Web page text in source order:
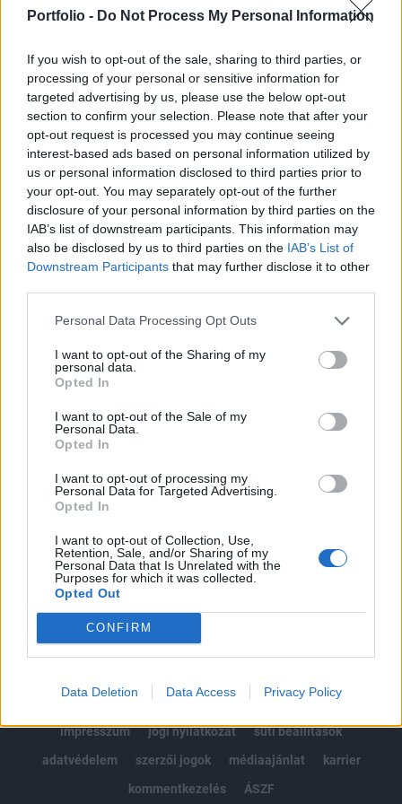
Portfolio - Do Not Process My Personal Information
If you wish to opt-out of the sale, sharing to third parties, or
processing of your personal or sensitive information for
targeted advertising by us, please use the below opt-out
section to confirm your selection. Please note that after your
opt-out request is processed you may continue seeing
interest-based ads based on personal information utilized by
us or personal information disclosed to third parties prior to
your opt-out. You may separately opt-out of the further
disclosure of your personal information by third parties on the
IAB’s list of downstream participants. This information may
also be disclosed by us to third parties on the IAB’s List of
Downstream Participants that may further disclose it to other
Personal Data Processing Opt Outs
I want to opt-out of the Sharing of my
personal data.
Opted In
I want to opt-out of the Sale of my
Personal Data.
Opted In
I want to opt-out of processing my
Personal Data for Targeted Advertising.
Opted In
I want to opt-out of Collection, Use,
Retention, Sale, and/or Sharing of my
Personal Data that Is Unrelated with the
Purposes for which it was collected.
Opted Out
CONFIRM
Data Deletion Data Access Privacy Policy
módosította és továbbra is vételre ajánlja az
Portfolio Investment Day 2026Október 21-én jön a Portfolio
Investment Day 2026, ahol a piac vezető szakértőivel
keressük a választ a befektetőket leginkább foglalkoztató
kérdésekre. Meddig tarthat az AI-rali, kik lehetnek a
következő évek nyertesei, mire számíthatunk a részvény-,
kötvény-, nyersanyag- és kriptopiacokon, és hogyan
érdemes portfóliót építeni egy gyorsan változó...
KEDVES OLVASÓNK!
tartozik, melynek olvasása előfizetéses
regisztrációhoz kötött.
Az előfizetés a következőket tartalmazza:
Kötéslisták: BÉT elmúlt 2 év napon belüli
kötéslistái
Előfizetés
MÁR ELŐFIZETŐNK VAGY?BEJELENTKEZÉS
impresszum
jogi nyilatkozat
süti beállítások
adatvédelem
szerzői jogok médiaajánlat
karrier
kommentkezelés
ÁSZF